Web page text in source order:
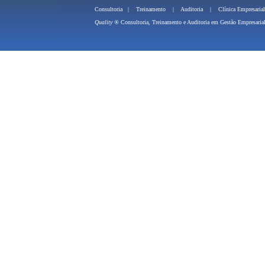
Consultoria | Treinamento | Auditoria | Clínica Empresarial
Quality ® Consultoria, Treinamento e